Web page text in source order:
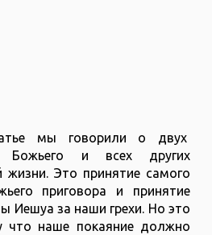
мы говорили о двух
Божьего и всех других
жизни. Это принятие самого
приговора и принятие
Иешуа за наши грехи. Но это
что наше покаяние должно